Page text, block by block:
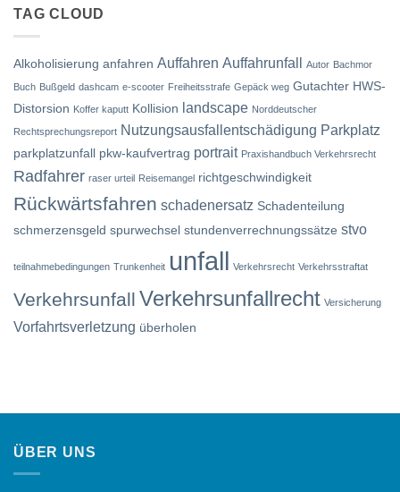
TAG CLOUD
Alkoholisierung anfahren Auffahren Auffahrunfall Autor Bachmor
Buch Bußgeld dashcam e-scooter Freiheitsstrafe Gepäck weg Gutachter HWS-
Distorsion Koffer kaputt Kollision landscape Norddeutscher
Rechtsprechungsreport Nutzungsausfallentschädigung Parkplatz
parkplatzunfall pkw-kaufvertrag portrait Praxishandbuch Verkehrsrecht
Radfahrer raser urteil Reisemangel richtgeschwindigkeit
Rückwärtsfahren schadenersatz Schadenteilung
schmerzensgeld spurwechsel stundenverrechnungssätze stvo
teilnahmebedingungen Trunkenheit unfall Verkehrsrecht Verkehrsstraftat
Verkehrsunfall Verkehrsunfallrecht Versicherung
Vorfahrtsverletzung überholen
ÜBER UNS